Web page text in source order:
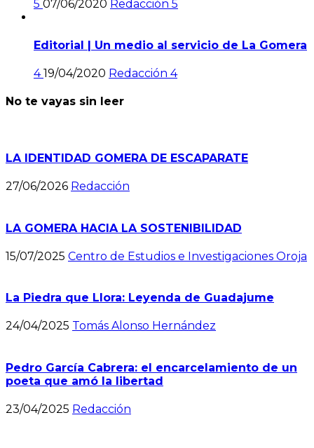
5 07/06/2020 Redacción 5
Editorial | Un medio al servicio de La Gomera
419/04/2020 Redacción 4
No te vayas sin leer
LA IDENTIDAD GOMERA DE ESCAPARATE
27/06/2026 Redacción
LA GOMERA HACIA LA SOSTENIBILIDAD
15/07/2025 Centro de Estudios e Investigaciones Oroja
La Piedra que Llora: Leyenda de Guadajume
24/04/2025 Tomás Alonso Hernández
Pedro García Cabrera: el encarcelamiento de un
poeta que amó la libertad
23/04/2025 Redacción